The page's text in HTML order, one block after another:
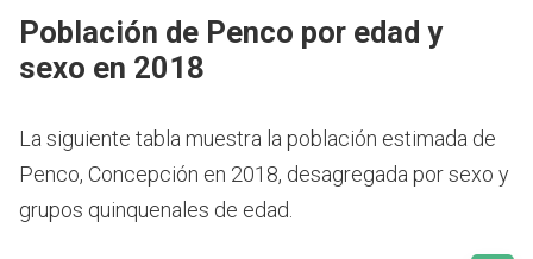
Población de Penco por edad y
sexo en 2018
La siguiente tabla muestra la población estimada de
Penco, Concepción en 2018, desagregada por sexo y
grupos quinquenales de edad.